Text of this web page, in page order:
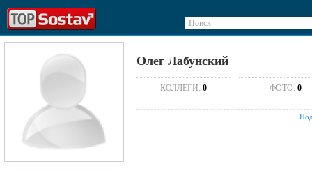
Поиск
Олег Лабунский
КОЛЛЕГИ: 0 ФОТО: 0